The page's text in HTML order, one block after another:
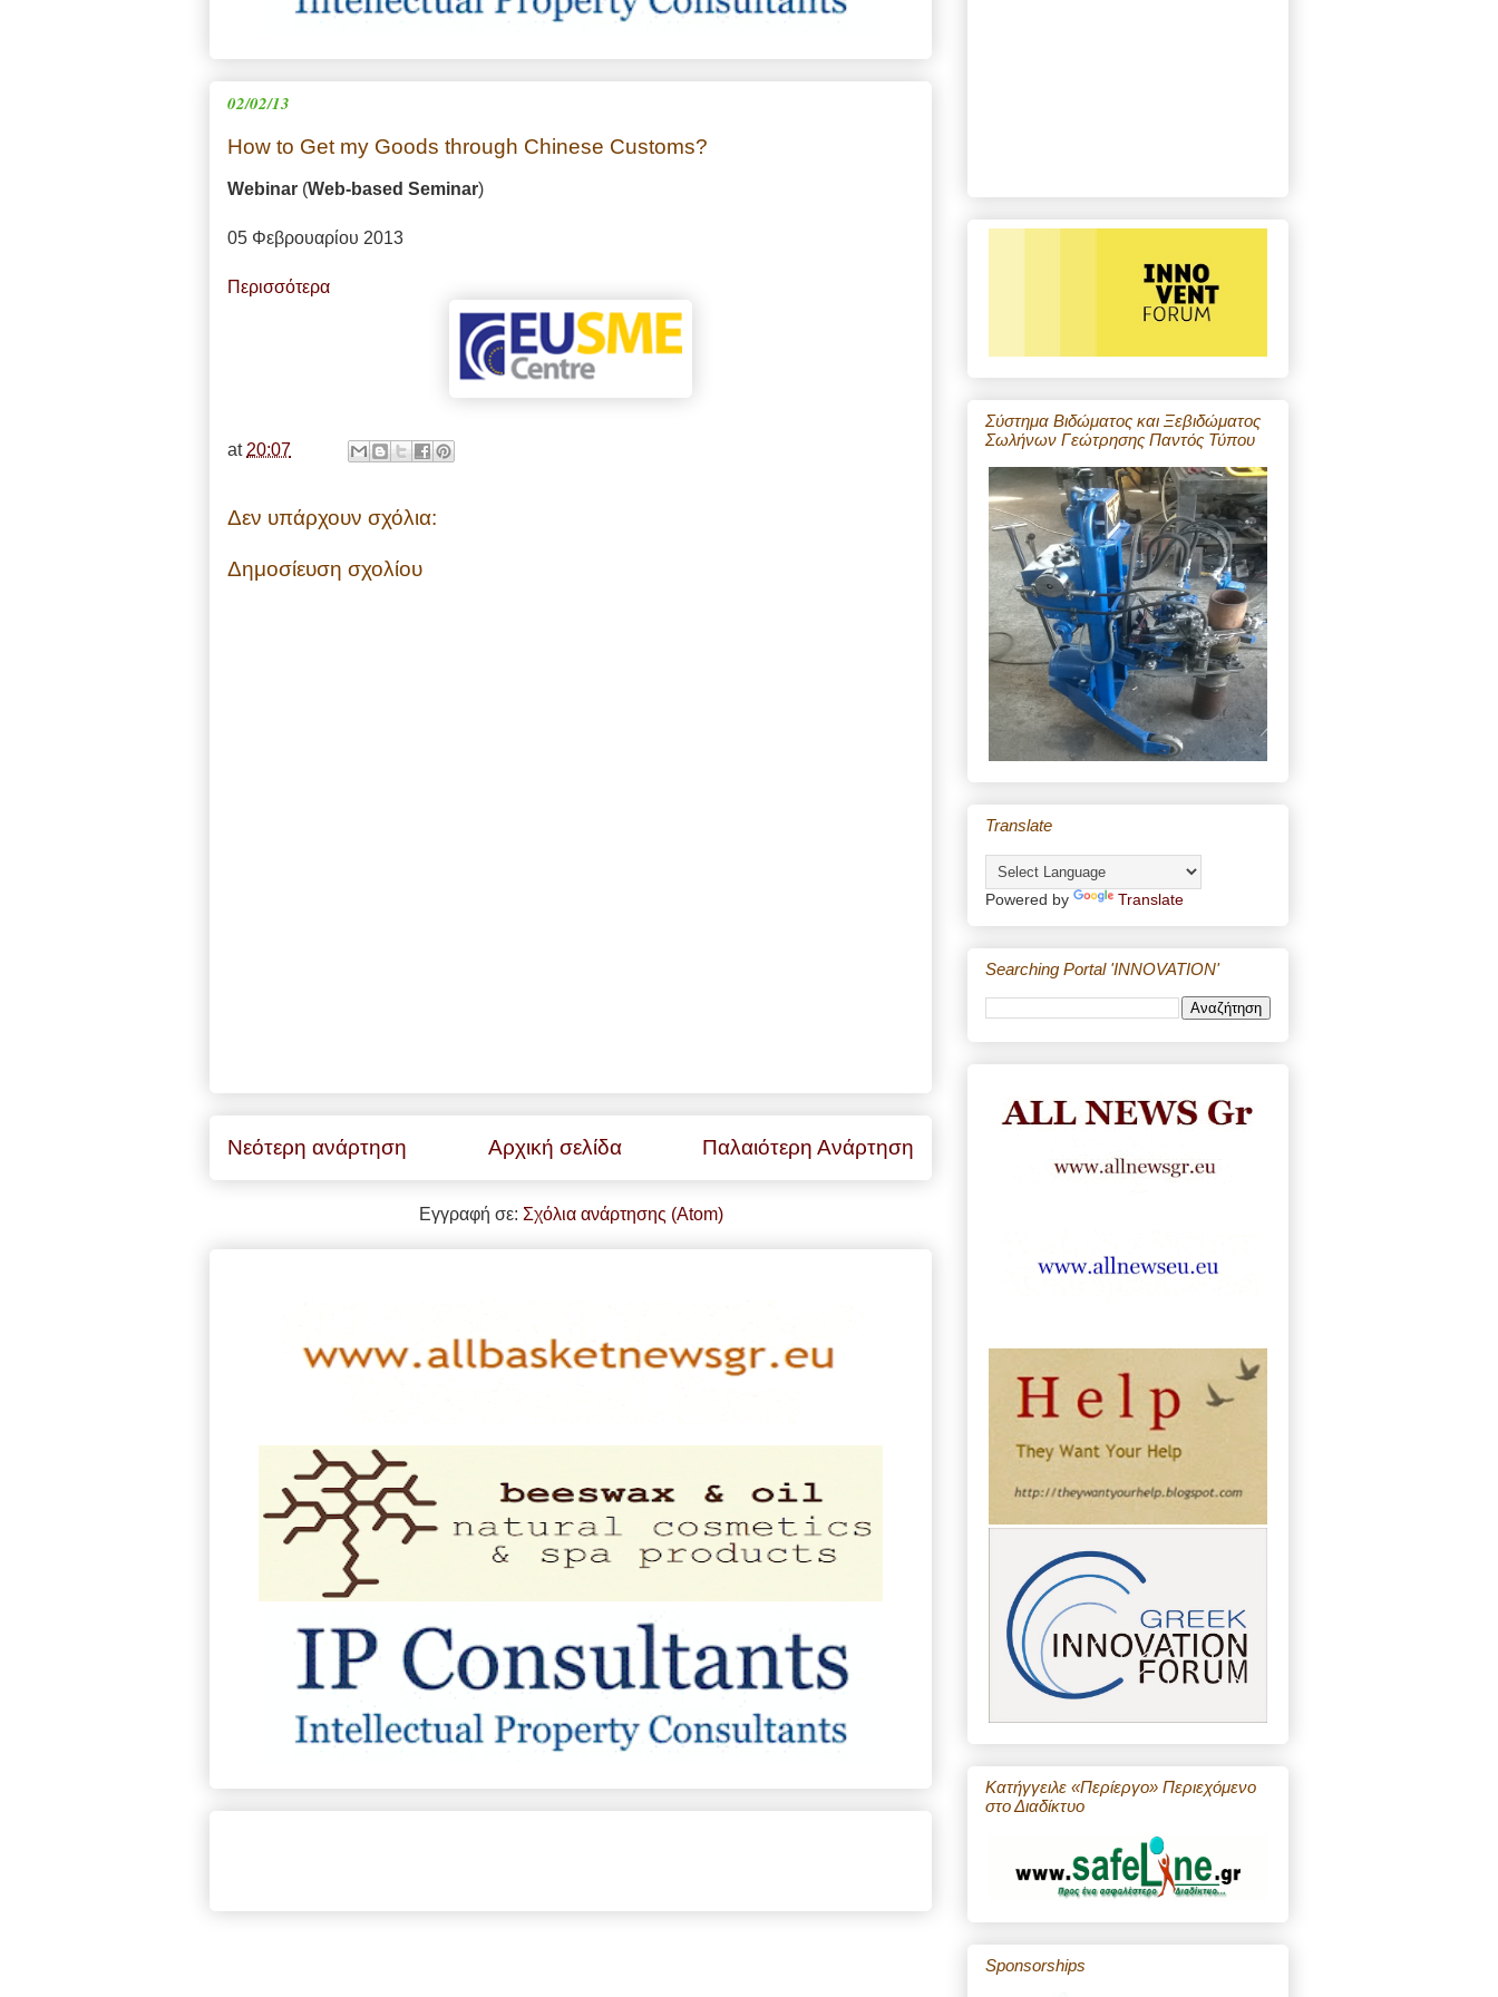
02/02/13
How to Get my Goods through Chinese Customs?
Webinar (Web-based Seminar)
05 Φεβρουαρίου 2013
Περισσότερα
at 20:07
Δεν υπάρχουν σχόλια:
Δημοσίευση σχολίου
Νεότερη ανάρτηση Παλαιότερη Ανάρτηση
Αρχική σελίδα
Εγγραφή σε: Σχόλια ανάρτησης (Atom)
Σύστημα Βιδώματος και Ξεβιδώματος
Σωλήνων Γεώτρησης Παντός Τύπου
Translate
Powered by Translate
Searching Portal 'INNOVATION'
Κατήγγειλε «Περίεργο» Περιεχόμενο
στο Διαδίκτυο
Sponsorships